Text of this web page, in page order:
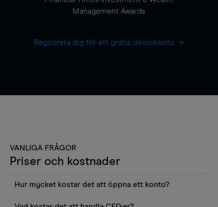
Management Awards
Registrera dig för ett gratis demokonto
VANLIGA FRÅGOR
Priser och kostnader
Hur mycket kostar det att öppna ett konto?